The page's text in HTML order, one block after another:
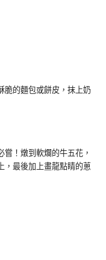
脆的麵包或餅皮，抹上奶
！燉到軟爛的牛五花，
，最後加上畫龍點睛的蔥